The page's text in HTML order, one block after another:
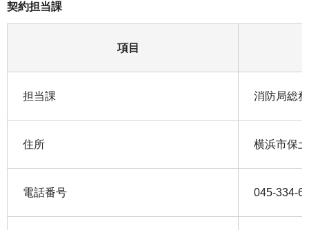
契約担当課
項目
担当課 消防局総
住所 横浜市保
電話番号 045-334-